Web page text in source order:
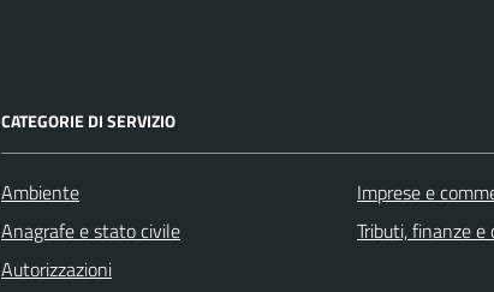
CATEGORIE DI SERVIZIO
Ambiente
Anagrafe e stato civile
Autorizzazioni
Imprese e
Tributi, finanze